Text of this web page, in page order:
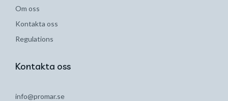
Om oss
Kontakta oss
Regulations
Kontakta oss
info@promar.se